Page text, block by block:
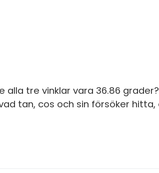
tre vinklar vara 36.86 grader?
tan, cos och sin försöker